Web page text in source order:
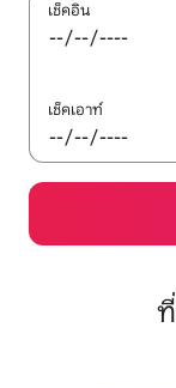
เช็คอิน
เช็คเอาท์